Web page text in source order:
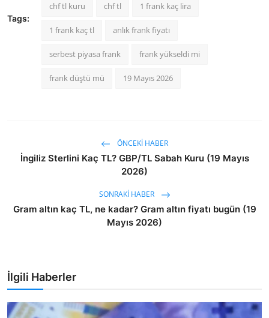
Tags:
chf tl kuru chf tl 1 frank kaç lira
1 frank kaç tl anlık frank fiyatı
serbest piyasa frank frank yükseldi mi
frank düştü mü 19 Mayıs 2026
ÖNCEKI HABER
İngiliz Sterlini Kaç TL? GBP/TL Sabah Kuru (19 Mayıs
2026)
SONRAKI HABER
Gram altın kaç TL, ne kadar? Gram altın fiyatı bugün (19
Mayıs 2026)
İlgili Haberler